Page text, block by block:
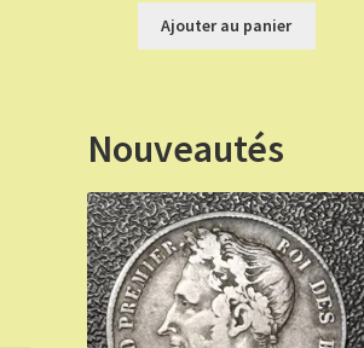
initial
était :
actuel
est :
Ajouter au panier
Nouveautés